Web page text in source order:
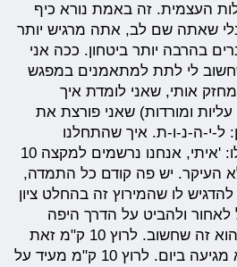
העצמית. זה באמת נורא כיף
שאתה שם לב, אתה מרגיש יותר
בהרבה יותר ביטחון. ככה אני
לי לתת למתאמנים במפגש
אותי, שאני לומדת איך
ומורדות) שאני פורצת את
ל-י-ה-נ-ו-ת. איך שהתחלנו
להתאמן למירוץ אמרתי לו: 'איתי, אנחנו נרשמים למקצה 10
העיקר. יש פה קודם כל התמדה,
לו שהמירוץ זה בהחלט ציון
ולהביט על הדרך היפה
שעשינו. התהליך למירוץ הוא זה שחשוב. לרוץ 10 ק"מ זאת
כותרת יפה - אבל היא לא מגיעה ביום. לרוץ 10 ק"מ מעיד על